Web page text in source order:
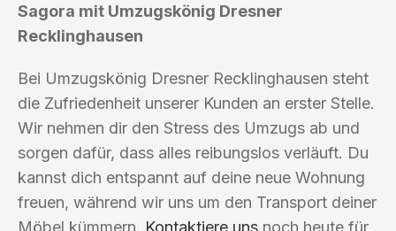
Sagora mit Umzugskönig Dresner
Recklinghausen
Bei Umzugskönig Dresner Recklinghausen steht
die Zufriedenheit unserer Kunden an erster Stelle.
Wir nehmen dir den Stress des Umzugs ab und
sorgen dafür, dass alles reibungslos verläuft. Du
kannst dich entspannt auf deine neue Wohnung
freuen, während wir uns um den Transport deiner
Möbel kümmern. Kontaktiere uns noch heute für